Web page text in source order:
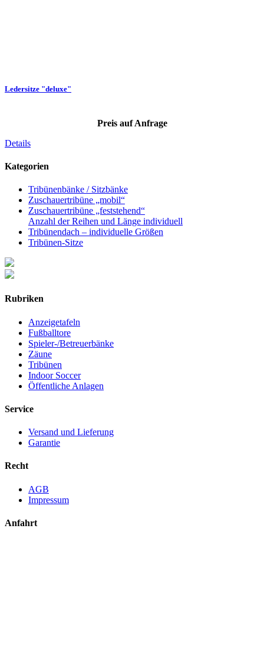
Ledersitze "deluxe"
Preis auf Anfrage
Details
Kategorien
Tribünenbänke / Sitzbänke
Zuschauertribüne „mobil“
Zuschauertribüne „feststehend“
Anzahl der Reihen und Länge individuell
Tribünendach – individuelle Größen
Tribünen-Sitze
Rubriken
Anzeigetafeln
Fußballtore
Spieler-/Betreuerbänke
Zäune
Tribünen
Indoor Soccer
Öffentliche Anlagen
Service
Versand und Lieferung
Garantie
Recht
AGB
Impressum
Anfahrt